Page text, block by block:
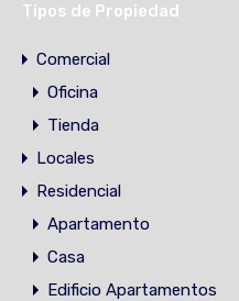
Tipos de Propiedad
Comercial
Oficina
Tienda
Locales
Residencial
Apartamento
Casa
Edificio Apartamentos